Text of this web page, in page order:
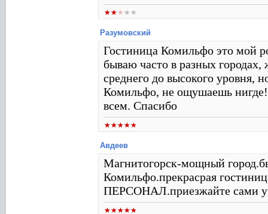
Разумовский
Гостиница Комильфо это мой
бываю часто в разных
среднего до высокого уровня,
Комильфо, не ощушаешь
всем. Спасибо
Авдеев
Магнитогорск-мощный
Комильфо.прекрасрая
ПЕРСОНАЛ.приезжайте сами